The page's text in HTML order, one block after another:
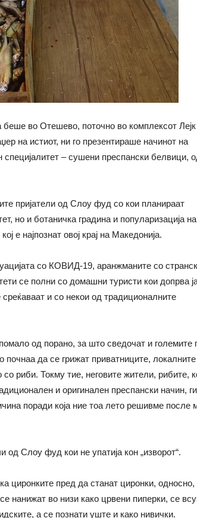
беше во Отешево, поточно во комплексот Лејк
на истиот, ни го презентираше начинот на
– сушени преспански белвици,
пријатели од Слоу фуд со кои планираат
но и ботаничка градина и популаризација на
е најпознат овој крај на Македонија.
со КОВИД-19, аранжманите со
се полни со домашни туристи кои допрва
и со некои од традиционалните
од порано, за што сведочат и големите
почнаа да се грижат приватниците,
риби. Токму тие, неговите жители, рибите,
и оригинален преспански начин, ги
поради која ние тоа лето решивме после
од Слоу фуд кои не упатија кон „изворот“.
циронките пред да станат циронки,
нанижат во низи како црвени пиперки, се
а се познати уште и како нивички.